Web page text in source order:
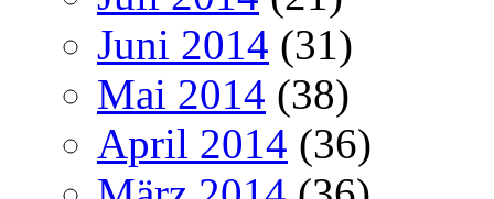
Juni 2014 (31)
Mai 2014 (38)
April 2014 (36)